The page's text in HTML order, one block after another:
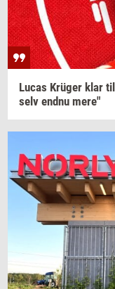
Lucas Krüger klar
selv endnu mere"